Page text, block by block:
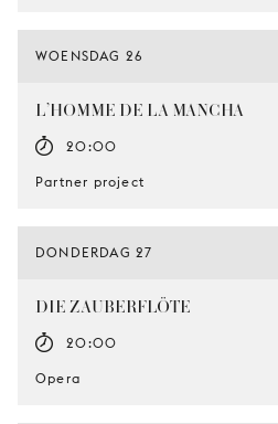
WOENSDAG 26
L’HOMME DE LA MANCHA
20:00
Partner project
DONDERDAG 27
DIE ZAUBERFLÖTE
20:00
Opera